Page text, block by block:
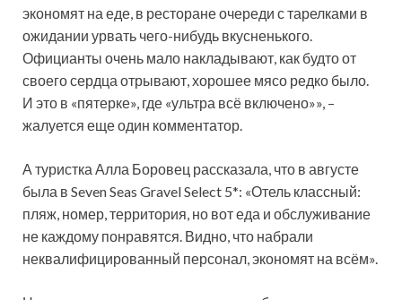
экономят на еде, в ресторане очереди с тарелками в
ожидании урвать чего-нибудь вкусненького.
Официанты очень мало накладывают, как будто от
своего сердца отрывают, хорошее мясо редко было.
И это в «пятерке», где «ультра всё включено»», –
жалуется еще один комментатор.
А туристка Алла Боровец рассказала, что в августе
была в Seven Seas Gravel Select 5*: «Отель классный:
пляж, номер, территория, но вот еда и обслуживание
не каждому понравятся. Видно, что набрали
неквалифицированный персонал, экономят на всём».